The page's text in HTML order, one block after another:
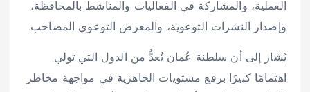
العملية، والمشاركة في الفعاليات والمناشط بالمحافظة،
وإصدار النشرات التوعوية، والمعرض التوعوي المصاحب.
يُشار إلى أن سلطنة عُمان تُعدُّ من الدول التي تولي
اهتمامًا كبيرًا برفع مستويات الجاهزية في مواجهة مخاطر